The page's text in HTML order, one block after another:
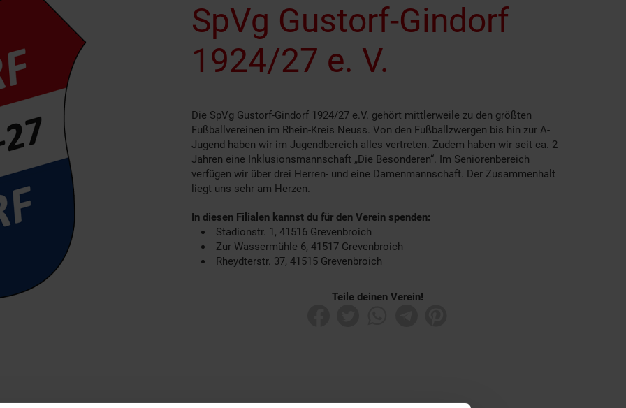
SpVg Gustorf-Gindorf
1924/27 e. V.
Die SpVg Gustorf-Gindorf 1924/27 e.V. gehört mittlerweile zu den größten
Fußballvereinen im Rhein-Kreis Neuss. Von den Fußballzwergen bis hin zur A-
Jugend haben wir im Jugendbereich alles vertreten. Zudem haben wir seit ca. 2
Jahren eine Inklusionsmannschaft „Die Besonderen“. Im Seniorenbereich
verfügen wir über drei Herren- und eine Damenmannschaft. Der Zusammenhalt
liegt uns sehr am Herzen.
In diesen Filialen kannst du für den Verein spenden:
Stadionstr. 1, 41516 Grevenbroich
Zur Wassermühle 6, 41517 Grevenbroich
Rheydterstr. 37, 41515 Grevenbroich
Teile deinen Verein!